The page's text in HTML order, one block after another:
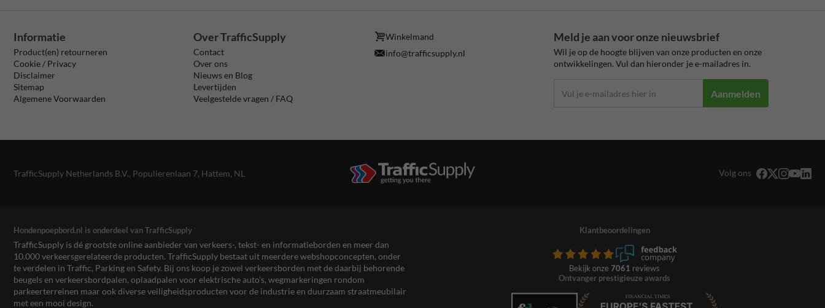
Informatie
Product(en) retourneren
Cookie / Privacy
Disclaimer
Sitemap
Algemene Voorwaarden
Over TrafficSupply
Contact
Over ons
Nieuws en Blog
Levertijden
Veelgestelde vragen / FAQ
Winkelmand
info@trafficsupply.nl
Meld je aan voor onze nieuwsbrief
Wil je op de hoogte blijven van onze producten en onze
ontwikkelingen. Vul dan hieronder je e-mailadres in.
Aanmelden
TrafficSupply Netherlands B.V., Populierenlaan 7, Hattem, NL Volg ons
Hondenpoepbord.nl is onderdeel van TrafficSupply
TrafficSupply is dé grootste online aanbieder van verkeers-, tekst- en informatieborden en meer dan
10.000 verkeersgerelateerde producten. TrafficSupply bestaat uit meerdere webshopconcepten, onder
te verdelen in Traffic, Parking en Safety. Bij ons koop je zowel verkeersborden met de daarbij behorende
beugels en verkeersbordpalen, oplaadpalen voor elektrische auto’s, wegmarkeringen rondom
parkeerterreinen maar ook diverse veiligheidsproducten voor de industrie en duurzaam straatmeubilair
met een mooi design.
Klantbeoordelingen
Bekijk onze 7061 reviews
Ontvanger prestigieuze awards